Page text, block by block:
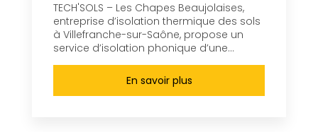
TECH'SOLS – Les Chapes Beaujolaises,
entreprise d’isolation thermique des sols
à Villefranche-sur-Saône, propose un
service d’isolation phonique d’une...
En savoir plus